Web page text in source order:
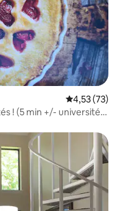
Évaluation
4,53 (73)
! (5 min +/- université)
appréciés